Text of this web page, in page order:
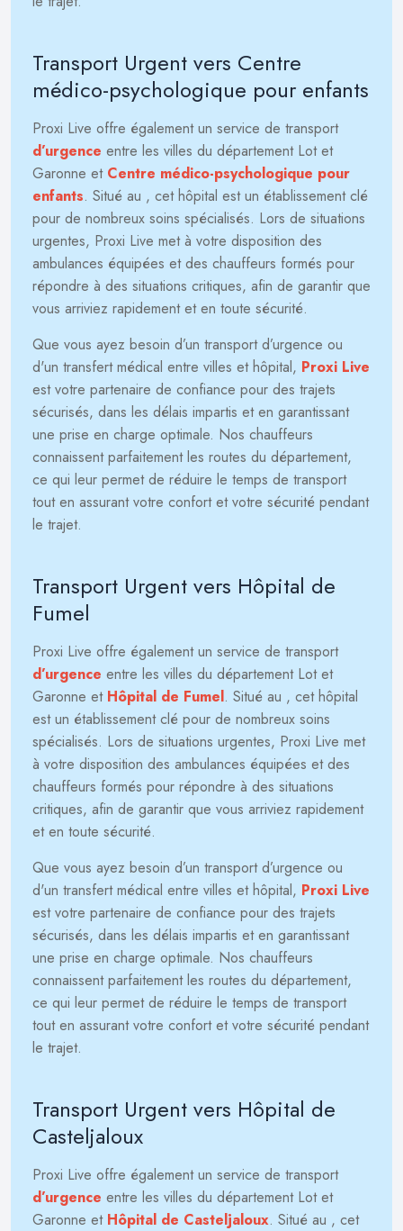
Transport Urgent vers Centre
médico-psychologique pour enfants
Proxi Live offre également un service de transport
d’urgence entre les villes du département Lot et
Garonne et Centre médico-psychologique pour
enfants. Situé au , cet hôpital est un établissement clé
pour de nombreux soins spécialisés. Lors de situations
urgentes, Proxi Live met à votre disposition des
ambulances équipées et des chauffeurs formés pour
répondre à des situations critiques, afin de garantir que
vous arriviez rapidement et en toute sécurité.
Que vous ayez besoin d’un transport d’urgence ou
d'un transfert médical entre villes et hôpital, Proxi Live
est votre partenaire de confiance pour des trajets
sécurisés, dans les délais impartis et en garantissant
une prise en charge optimale. Nos chauffeurs
connaissent parfaitement les routes du département,
ce qui leur permet de réduire le temps de transport
tout en assurant votre confort et votre sécurité pendant
le trajet.
Transport Urgent vers Hôpital de
Fumel
Proxi Live offre également un service de transport
d’urgence entre les villes du département Lot et
Garonne et Hôpital de Fumel. Situé au , cet hôpital
est un établissement clé pour de nombreux soins
spécialisés. Lors de situations urgentes, Proxi Live met
à votre disposition des ambulances équipées et des
chauffeurs formés pour répondre à des situations
critiques, afin de garantir que vous arriviez rapidement
et en toute sécurité.
Que vous ayez besoin d’un transport d’urgence ou
d'un transfert médical entre villes et hôpital, Proxi Live
est votre partenaire de confiance pour des trajets
sécurisés, dans les délais impartis et en garantissant
une prise en charge optimale. Nos chauffeurs
connaissent parfaitement les routes du département,
ce qui leur permet de réduire le temps de transport
tout en assurant votre confort et votre sécurité pendant
le trajet.
Transport Urgent vers Hôpital de
Casteljaloux
Proxi Live offre également un service de transport
d’urgence entre les villes du département Lot et
Garonne et Hôpital de Casteljaloux. Situé au , cet